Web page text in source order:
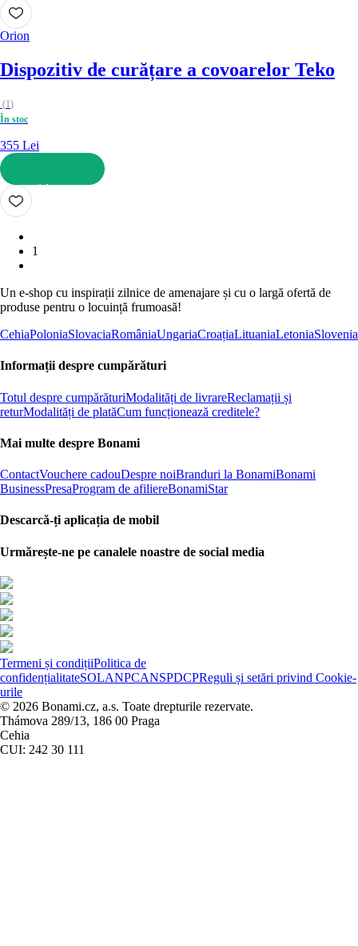
ADAUGĂ ÎN COȘ
Orion
Dispozitiv de curățare a covoarelor Teko
(1)
În stoc
355 Lei
ADAUGĂ ÎN COȘ
1
Un e-shop cu inspirații zilnice de amenajare și cu o largă ofertă de
produse pentru o locuință frumoasă!
CehiaPoloniaSlovaciaRomâniaUngariaCroațiaLituaniaLetoniaSlovenia
Informații despre cumpărături
Totul despre cumpărăturiModalități de livrareReclamații și
returModalități de platăCum funcționează creditele?
Mai multe despre Bonami
ContactVouchere cadouDespre noiBranduri la BonamiBonami
BusinessPresaProgram de afiliereBonamiStar
Descarcă-ți aplicația de mobil
Urmărește-ne pe canalele noastre de social media
Termeni și condițiiPolitica de
confidențialitateSOLANPCANSPDCPReguli și setări privind Cookie-
urile
© 2026 Bonami.cz, a.s. Toate drepturile rezervate.
Thámova 289/13, 186 00 Praga
Cehia
CUI: 242 30 111